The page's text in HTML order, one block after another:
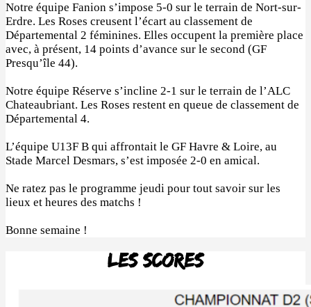
Notre équipe Fanion s’impose 5-0 sur le terrain de Nort-sur-
Erdre. Les Roses creusent l’écart au classement de
Départemental 2 féminines. Elles occupent la première place
avec, à présent, 14 points d’avance sur le second (GF
Presqu’île 44).
Notre équipe Réserve s’incline 2-1 sur le terrain de l’ALC
Chateaubriant. Les Roses restent en queue de classement de
Départemental 4.
L’équipe U13F B qui affrontait le GF Havre & Loire, au
Stade Marcel Desmars, s’est imposée 2-0 en amical.
Ne ratez pas le programme jeudi pour tout savoir sur les
lieux et heures des matchs !
Bonne semaine !
Les scores